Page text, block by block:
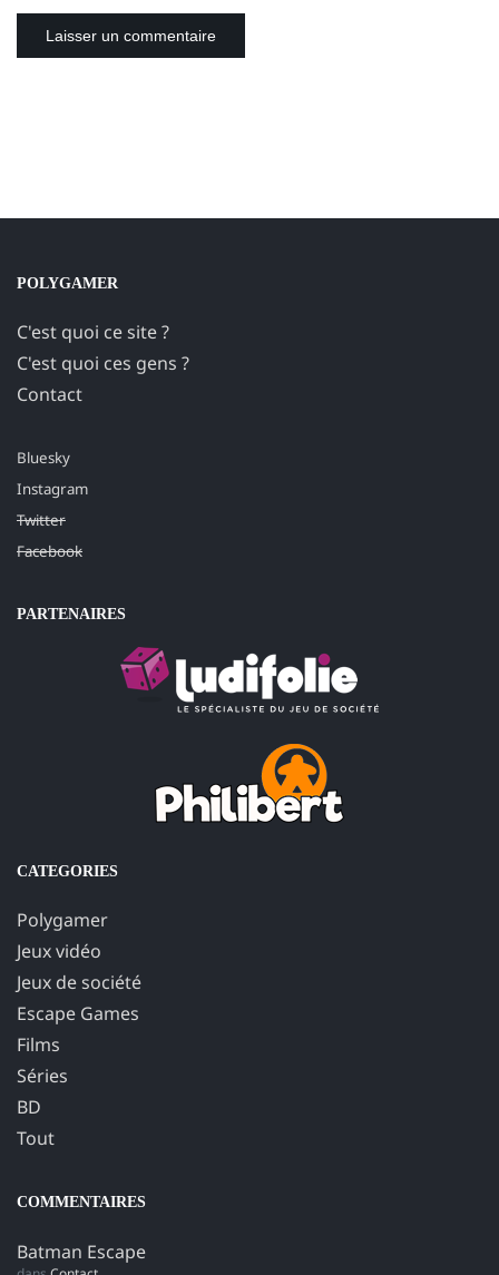
POLYGAMER
C'est quoi ce site ?
C'est quoi ces gens ?
Contact
Bluesky
Instagram
Twitter
Facebook
PARTENAIRES
CATEGORIES
Polygamer
Jeux vidéo
Jeux de société
Escape Games
Films
Séries
BD
Tout
COMMENTAIRES
Batman Escape